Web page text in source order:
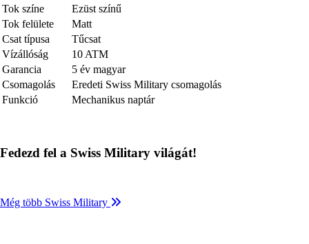
Tok színe
Ezüst színű
Tok felülete
Matt
Csat típusa
Tűcsat
Vízállóság
10 ATM
Garancia
5 év magyar
Csomagolás
Eredeti Swiss Military csomagolás
Funkció
Mechanikus naptár
Fedezd fel a Swiss Military világát!
Még több Swiss Military